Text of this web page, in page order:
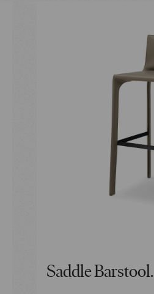
Saddle Barstool.